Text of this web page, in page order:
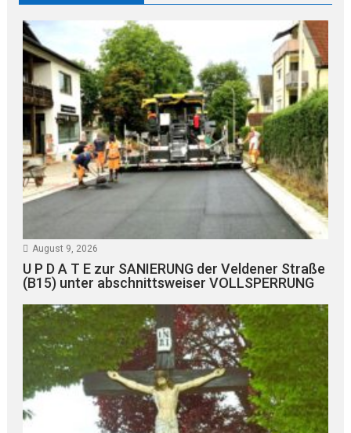
August 9, 2026
U P D A T E zur SANIERUNG der Veldener Straße
(B15) unter abschnittsweiser VOLLSPERRUNG